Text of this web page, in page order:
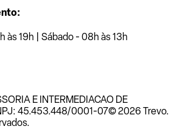
às 19h | Sábado - 08h às 13h
E INTERMEDIACAO DE
45.453.448/0001-07© 2026 Trevo.